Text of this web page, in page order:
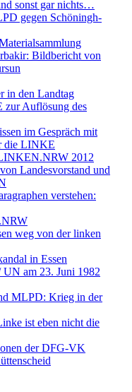
sonst gar nichts…
gegen Schöningh-
Bildbericht von
in den Landtag
Auflösung des
im Gespräch mit
die LINKE
2012
Landesvorstand und
verstehen:
weg von der linken
in Essen
am 23. Juni 1982
MLPD: Krieg in der
ist eben nicht die
der DFG-VK